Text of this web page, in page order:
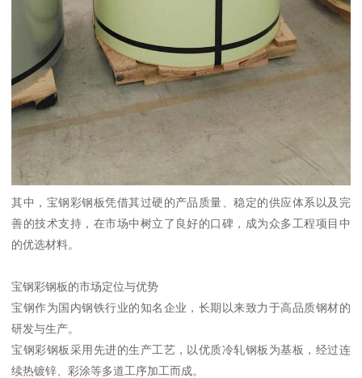
其中，宝钢彩钢板凭借其过硬的产品质量、稳定的供应体系以及完
善的技术支持，在市场中树立了良好的口碑，成为众多工程项目中
的优选材料。
宝钢彩钢板的市场定位与优势
宝钢作为国内钢铁行业的知名企业，长期以来致力于高品质钢材的
研发与生产。
宝钢彩钢板采用先进的生产工艺，以优质冷轧钢板为基板，经过连
续热镀锌、彩涂等多道工序加工而成。